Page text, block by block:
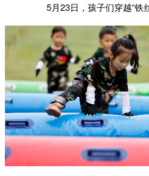
5月23日，孩子们穿越“铁丝